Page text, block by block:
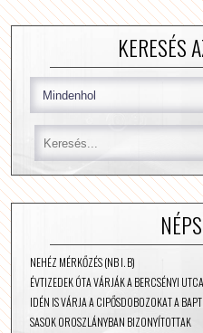
KERESÉS
NEHÉZ MÉRKŐZÉS (NB I. B)
ÉVTIZEDEK ÓTA VÁRJÁK A BERCSÉNYI
IDÉN IS VÁRJA A CIPŐSDOBOZOKAT A
SASOK OROSZLÁNYBAN BIZONYÍTOTTAK